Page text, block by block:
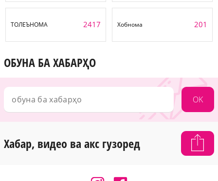
ТОЛЕЪНОМА 2417 Хобнома 201
ОБУНА БА ХАБАРҲО
OK
Хабар, видео ва акс гузоред